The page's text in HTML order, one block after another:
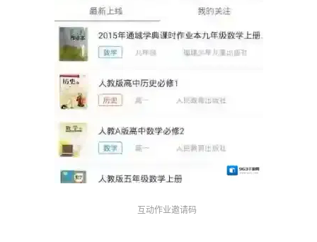
互动作业邀请码